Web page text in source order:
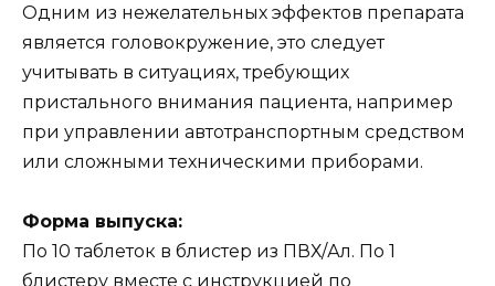
Одним из нежелательных эффектов препарата
является головокружение, это следует
учитывать в ситуациях, требующих
пристального внимания пациента, например
при управлении автотранспортным средством
или сложными техническими приборами.
Форма выпуска:
По 10 таблеток в блистер из ПВХ/Ал. По 1
блистеру вместе с инструкцией по